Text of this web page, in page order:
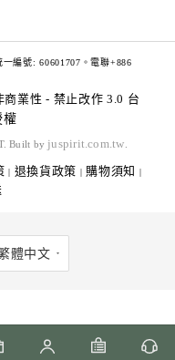
編號: 60601707。電聯+886
業性 - 禁止改作 3.0 台
權
Built by juspirit.com.tw.
退換貨政策 購物須知